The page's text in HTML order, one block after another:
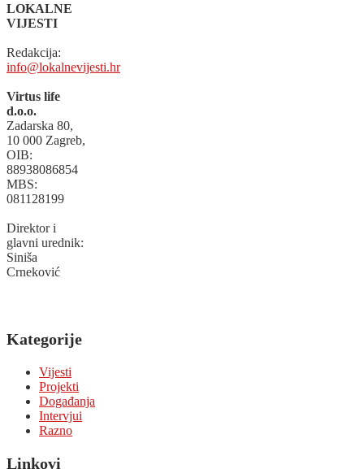
LOKALNE
VIJESTI
Redakcija:
info@lokalnevijesti.hr
Virtus life
d.o.o.
Zadarska 80,
10 000 Zagreb,
OIB:
88938086854
MBS:
081128199
Direktor i
glavni urednik:
Siniša
Crneković
Kategorije
Vijesti
Projekti
Događanja
Intervjui
Razno
Linkovi